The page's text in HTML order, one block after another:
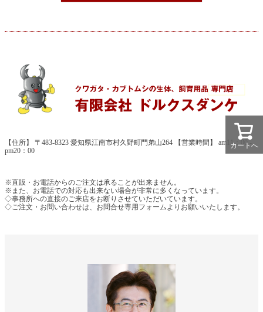
【住所】 〒483-8323 愛知県江南市村久野町門弟山264 【営業時間】 am11：00 -
pm20：00
※直販・お電話からのご注文は承ることが出来ません。
※また、お電話での対応も出来ない場合が非常に多くなっています。
◇事務所への直接のご来店をお断りさせていただいています。
◇ご注文・お問い合わせは、お問合せ専用フォームよりお願いいたします。
カートへ